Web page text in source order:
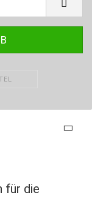
für die